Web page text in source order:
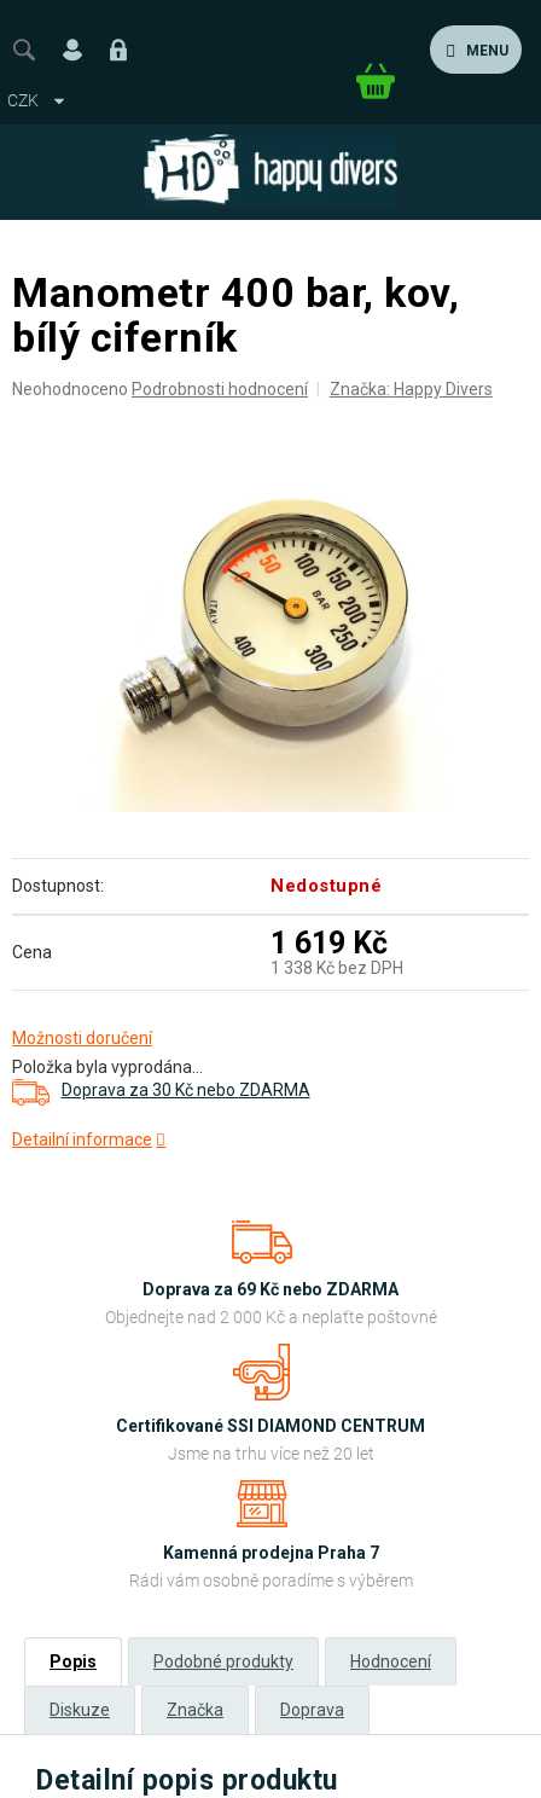
obsah
MENU
CZK
Nákupní
Manometr 400 bar, kov,
bílý ciferník
Průměrné
Neohodnoceno Podrobnosti hodnocení Značka: Happy Divers
Doprava za 30 Kč nebo ZDARMA
Detailní informace
Dostupnost: Nedostupné
Cena 1 619 Kč
1 338 Kč bez DPH
Možnosti doručení
Položka byla vyprodána…
Doprava za 69 Kč nebo ZDARMA
Objednejte nad 2 000 Kč a neplaťte poštovné
Certifikované SSI DIAMOND CENTRUM
Jsme na trhu více než 20 let
Kamenná prodejna Praha 7
Rádi vám osobně poradíme s výběrem
Popis Podobné produkty Hodnocení
Diskuze Značka Doprava
Detailní popis produktu